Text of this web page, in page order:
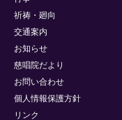
祈祷・廻向
交通案内
お知らせ
慈唱院だより
お問い合わせ
個人情報保護方針
リンク